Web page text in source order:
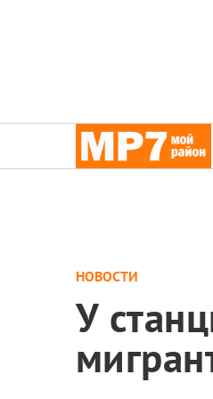
НОВОСТИ
У